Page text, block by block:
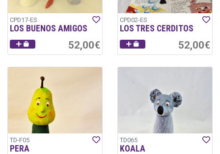
CPD17-ES
LOS BUENOS AMIGOS
52,00€
CPD02-ES
LOS TRES CERDITOS
52,00€
TD-F05
PERA
TD065
KOALA